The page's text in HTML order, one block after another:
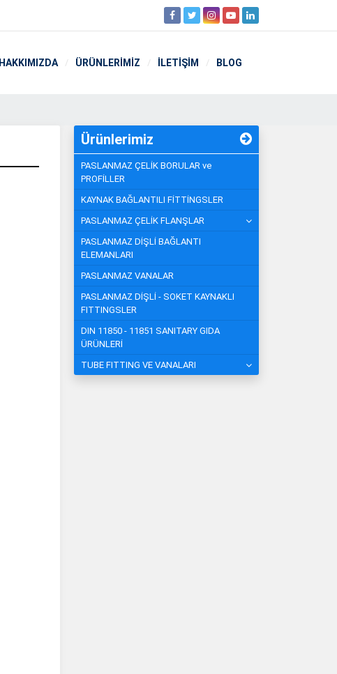
HAKKIMIZDA ÜRÜNLERİMİZ İLETİŞİM BLOG
Ürünlerimiz
PASLANMAZ ÇELİK BORULAR ve
PROFİLLER
KAYNAK BAĞLANTILI FİTTİNGSLER
PASLANMAZ ÇELİK FLANŞLAR
PASLANMAZ DİŞLİ BAĞLANTI
ELEMANLARI
PASLANMAZ VANALAR
PASLANMAZ DİŞLİ - SOKET KAYNAKLI
FITTINGSLER
DIN 11850 - 11851 SANITARY GIDA
ÜRÜNLERİ
TUBE FITTING VE VANALARI